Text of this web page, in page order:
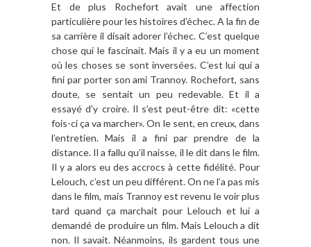
Et de plus Rochefort avait une affection
particulière pour les histoires d’échec. A la fin de
sa carrière il disait adorer l’échec. C’est quelque
chose qui le fascinait. Mais il y a eu un moment
où les choses se sont inversées. C’est lui qui a
fini par porter son ami Trannoy. Rochefort, sans
doute, se sentait un peu redevable. Et il a
essayé d’y croire. Il s’est peut-être dit: «cette
fois-ci ça va marcher». On le sent, en creux, dans
l’entretien. Mais il a fini par prendre de la
distance. Il a fallu qu’il naisse, il le dit dans le film.
Il y a alors eu des accrocs à cette fidélité. Pour
Lelouch, c’est un peu différent. On ne l’a pas mis
dans le film, mais Trannoy est revenu le voir plus
tard quand ça marchait pour Lelouch et lui a
demandé de produire un film. Mais Lelouch a dit
non. Il savait. Néanmoins, ils gardent tous une